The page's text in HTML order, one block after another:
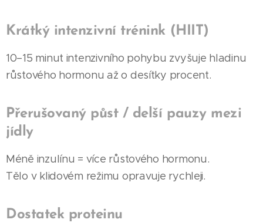
Krátký intenzivní trénink (HIIT)
10–15 minut intenzivního pohybu zvyšuje hladinu
růstového hormonu až o desítky procent.
Přerušovaný půst / delší pauzy mezi
jídly
Méně inzulínu = více růstového hormonu.
Tělo v klidovém režimu opravuje rychleji.
Dostatek proteinu